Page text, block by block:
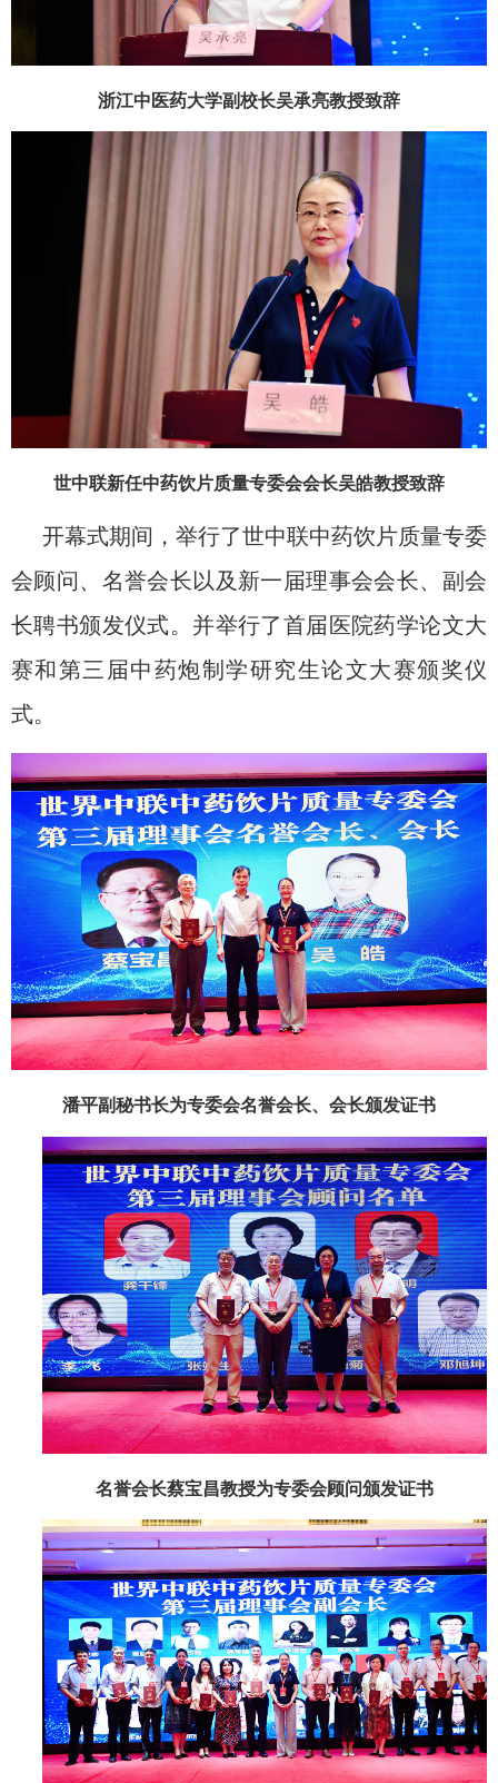
浙江中医药大学副校长吴承亮教授致辞
世中联新任中药饮片质量专委会会长吴皓教授致辞
开幕式期间，举行了世中联中药饮片质量专委
会顾问、名誉会长以及新一届理事会会长、副会
长聘书颁发仪式。并举行了首届医院药学论文大
赛和第三届中药炮制学研究生论文大赛颁奖仪
式。
潘平副秘书长为专委会名誉会长、会长颁发证书
名誉会长蔡宝昌教授为专委会顾问颁发证书